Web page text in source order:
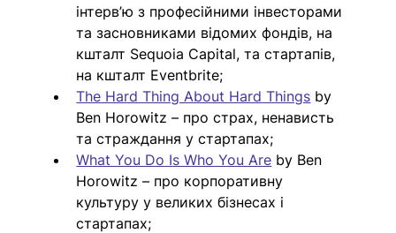
інтерв’ю з професійними інвесторами
та засновниками відомих фондів, на
кшталт Sequoia Capital, та стартапів,
на кшталт Eventbrite;
The Hard Thing About Hard Things by
Ben Horowitz – про страх, ненависть
та страждання у стартапах;
What You Do Is Who You Are by Ben
Horowitz – про корпоративну
культуру у великих бізнесах і
стартапах;